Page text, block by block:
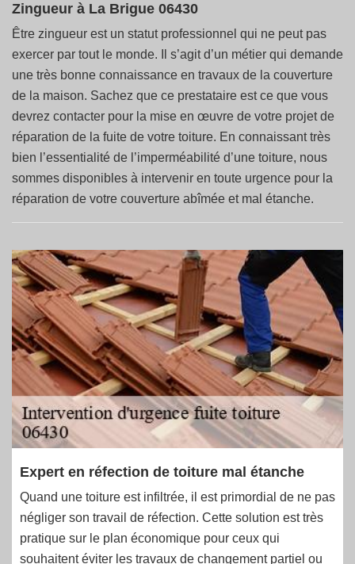
Zingueur à La Brigue 06430
Être zingueur est un statut professionnel qui ne peut pas
exercer par tout le monde. Il s’agit d’un métier qui demande
une très bonne connaissance en travaux de la couverture
de la maison. Sachez que ce prestataire est ce que vous
devrez contacter pour la mise en œuvre de votre projet de
réparation de la fuite de votre toiture. En connaissant très
bien l’essentialité de l’imperméabilité d’une toiture, nous
sommes disponibles à intervenir en toute urgence pour la
réparation de votre couverture abîmée et mal étanche.
Expert en réfection de toiture mal étanche
Quand une toiture est infiltrée, il est primordial de ne pas
négliger son travail de réfection. Cette solution est très
pratique sur le plan économique pour ceux qui
souhaitent éviter les travaux de changement partiel ou